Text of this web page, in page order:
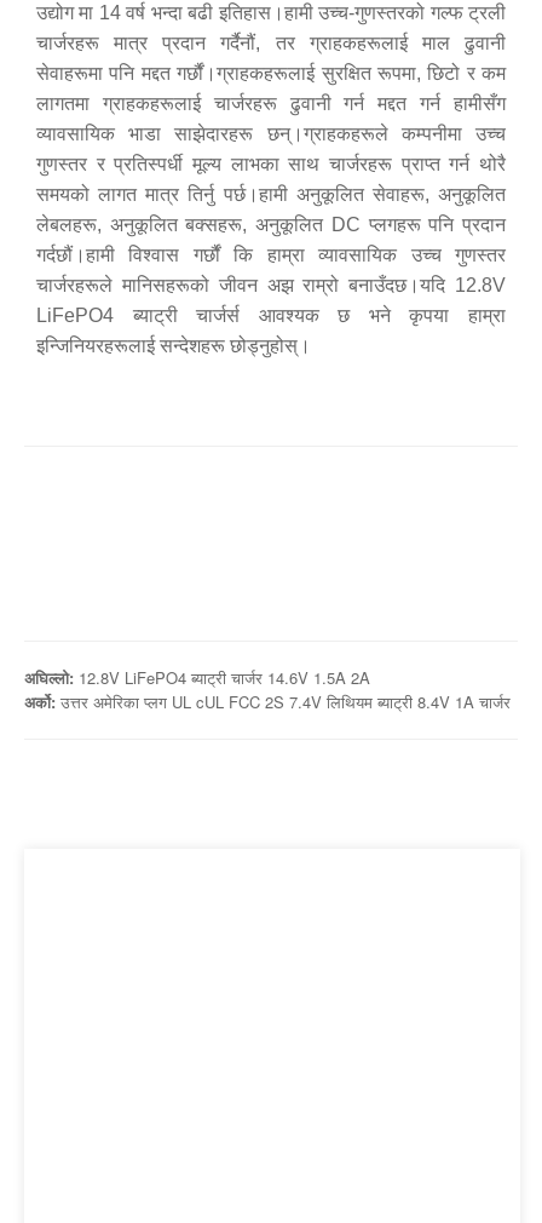
उद्योग मा 14 वर्ष भन्दा बढी इतिहास।हामी उच्च-गुणस्तरको गल्फ ट्रली
चार्जरहरू मात्र प्रदान गर्दैनौं, तर ग्राहकहरूलाई माल ढुवानी
सेवाहरूमा पनि मद्दत गर्छौं।ग्राहकहरूलाई सुरक्षित रूपमा, छिटो र कम
लागतमा ग्राहकहरूलाई चार्जरहरू ढुवानी गर्न मद्दत गर्न हामीसँग
व्यावसायिक भाडा साझेदारहरू छन्।ग्राहकहरूले कम्पनीमा उच्च
गुणस्तर र प्रतिस्पर्धी मूल्य लाभका साथ चार्जरहरू प्राप्त गर्न थोरै
समयको लागत मात्र तिर्नु पर्छ।हामी अनुकूलित सेवाहरू, अनुकूलित
लेबलहरू, अनुकूलित बक्सहरू, अनुकूलित DC प्लगहरू पनि प्रदान
गर्दछौं।हामी विश्वास गर्छौं कि हाम्रा व्यावसायिक उच्च गुणस्तर
चार्जरहरूले मानिसहरूको जीवन अझ राम्रो बनाउँदछ।यदि 12.8V
LiFePO4 ब्याट्री चार्जर्स आवश्यक छ भने कृपया हाम्रा
इन्जिनियरहरूलाई सन्देशहरू छोड्नुहोस्।
अघिल्लो: 12.8V LiFePO4 ब्याट्री चार्जर 14.6V 1.5A 2A
अर्को: उत्तर अमेरिका प्लग UL cUL FCC 2S 7.4V लिथियम ब्याट्री 8.4V 1A चार्जर